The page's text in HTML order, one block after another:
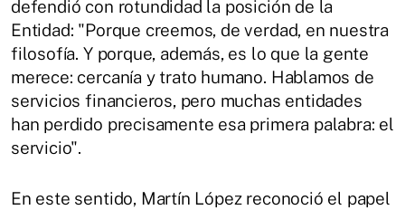
defendió con rotundidad la posición de la
Entidad: "Porque creemos, de verdad, en nuestra
filosofía. Y porque, además, es lo que la gente
merece: cercanía y trato humano. Hablamos de
servicios financieros, pero muchas entidades
han perdido precisamente esa primera palabra: el
servicio".
En este sentido, Martín López reconoció el papel